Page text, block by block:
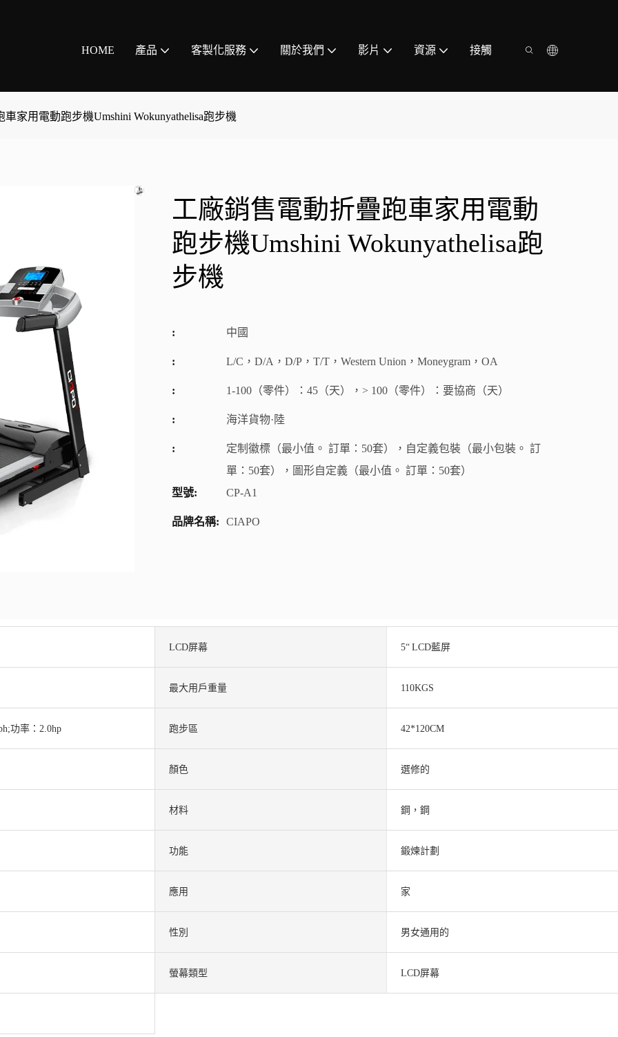
HOME 產品 客製化服務 關於我們 影片 資源 接觸
家用電動跑步機Umshini Wokunyathelisa跑步機
工廠銷售電動折疊跑車家用電動
跑步機Umshini Wokunyathelisa跑
步機
: 中國
: L/C，D/A，D/P，T/T，Western Union，Moneygram，OA
: 1-100（零件）：45（天），> 100（零件）：要協商（天）
: 海洋貨物·陸
:
定制徽標（最小值。 訂單：50套），自定義包裝（最小包裝。 訂
單：50套），圖形自定義（最小值。 訂單：50套）
型號:
CP-A1
品牌名稱: CIAPO
LCD屏幕 5“ LCD藍屏
最大用戶重量 110KGS
功率：2.0hp 跑步區 42*120CM
顏色 選修的
材料 鋼，鋼
功能 鍛煉計劃
應用 家
性別 男女通用的
螢幕類型 LCD屏幕